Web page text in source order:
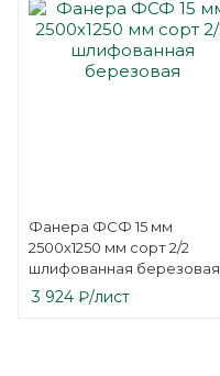
Фанера ФСФ 15 мм
2500х1250 мм сорт 2/2
шлифованная березовая
3 924 ₽/лист